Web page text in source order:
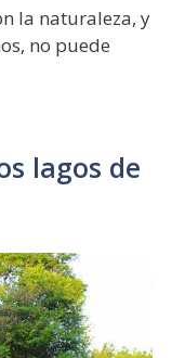
la naturaleza, y
no puede
lagos de